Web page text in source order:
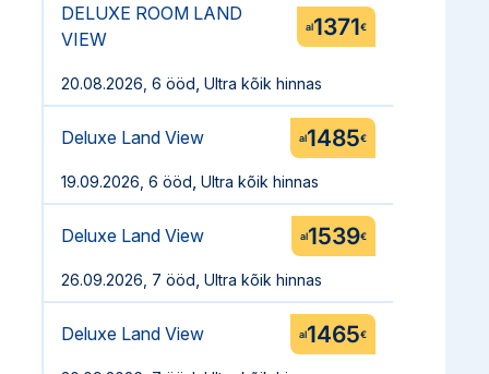
DELUXE ROOM LAND
VIEW
al1371€
20.08.2026, 6 ööd, Ultra kõik hinnas
Deluxe Land View al1485€
19.09.2026, 6 ööd, Ultra kõik hinnas
Deluxe Land View al1539€
26.09.2026, 7 ööd, Ultra kõik hinnas
Deluxe Land View al1465€